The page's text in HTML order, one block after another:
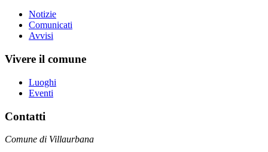
Notizie
Comunicati
Avvisi
Vivere il comune
Luoghi
Eventi
Contatti
Comune di Villaurbana